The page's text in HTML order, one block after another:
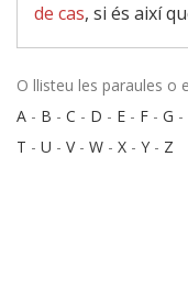
de cas, si és així
O llisteu les paraules o
A - B - C - D - E - F - G -
T - U - V- W - X - Y - Z